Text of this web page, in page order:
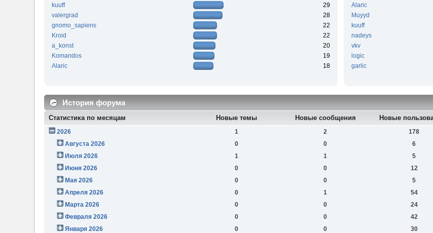
kuuff
29
valergrad
28
gnomo_sapiens
22
Kroid
22
a_konst
20
Komandos
19
Alaric
18
Alaric
Muyyd
kuuff
nadeys
vkv
logic
garlic
История форума
Статистика по месяцам Новые темы Новые сообщения Новые
2026 1 2 178
Августа 2026
0 0 6
Июля 2026
1 1 5
Июня 2026
0 0 12
Мая 2026
0 0 5
Апреля 2026
0 1 54
Марта 2026
0 0 24
Февраля 2026
0 0 42
Января 2026
0 0 30